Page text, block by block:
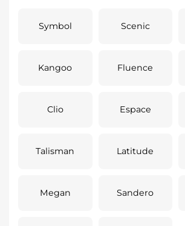
Symbol Scenic
Kangoo Fluence
Clio Espace
Talisman Latitude
Megan Sandero